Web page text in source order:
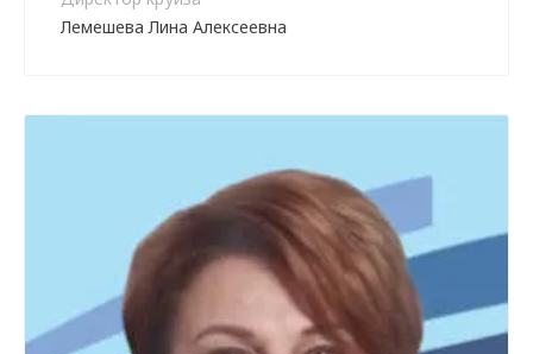
Лемешева Лина Алексеевна